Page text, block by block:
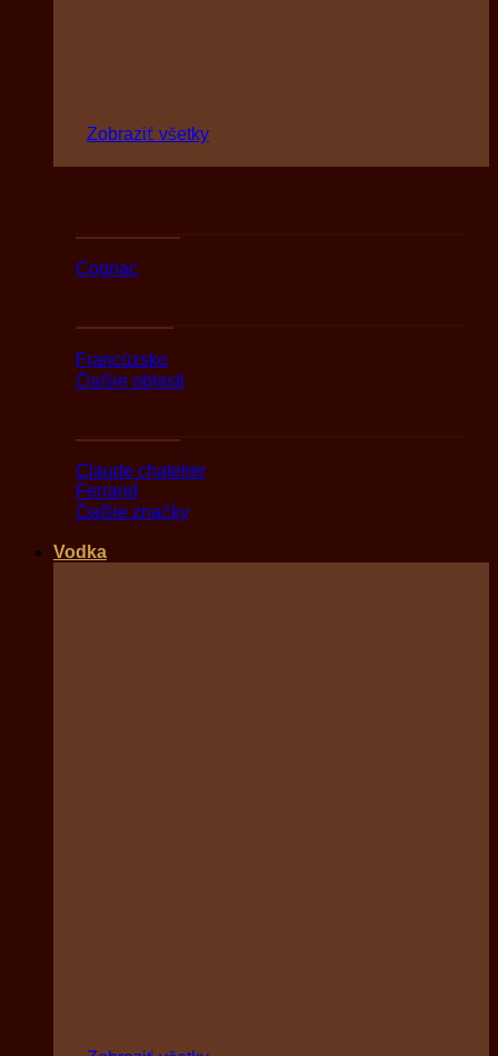
Zobraziť všetky
Cognac
Francúzsko
Ďaľšie oblasti
Claude chatelier
Ferrand
Ďaľšie značky
Vodka